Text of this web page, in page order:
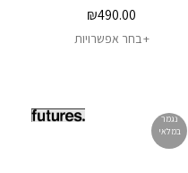
₪490.00
בחר אפשרויות
נגמר
במלאי